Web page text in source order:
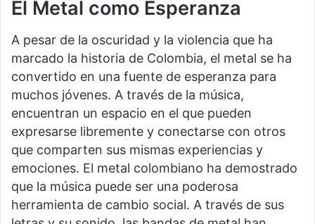
El Metal como Esperanza
A pesar de la oscuridad y la violencia que ha
marcado la historia de Colombia, el metal se ha
convertido en una fuente de esperanza para
muchos jóvenes. A través de la música,
encuentran un espacio en el que pueden
expresarse libremente y conectarse con otros
que comparten sus mismas experiencias y
emociones. El metal colombiano ha demostrado
que la música puede ser una poderosa
herramienta de cambio social. A través de sus